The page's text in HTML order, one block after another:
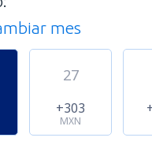
mes
27
+303
MXN